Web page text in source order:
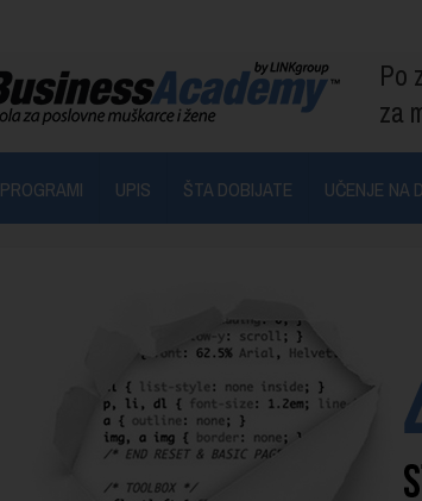
Po
za
PROGRAMI UPIS ŠTA DOBIJATE UČENJE NA